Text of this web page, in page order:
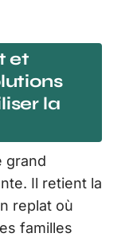
et
la
grand
Il retient la
replat où
familles